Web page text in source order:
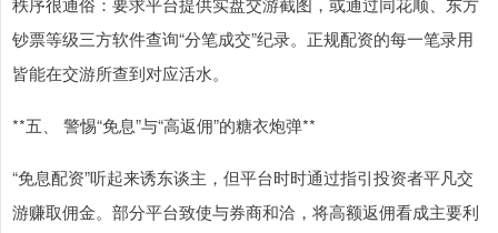
钞票等级三方软件查询“分笔成交”纪录。正规配资的每一笔录用
皆能在交游所查到对应活水。
**五、 警惕“免息”与“高返佣”的糖衣炮弹**
“免息配资”听起来诱东谈主，但平台时时通过指引投资者平凡交
游赚取佣金。部分平台致使与券商和洽，将高额返佣看成主要利